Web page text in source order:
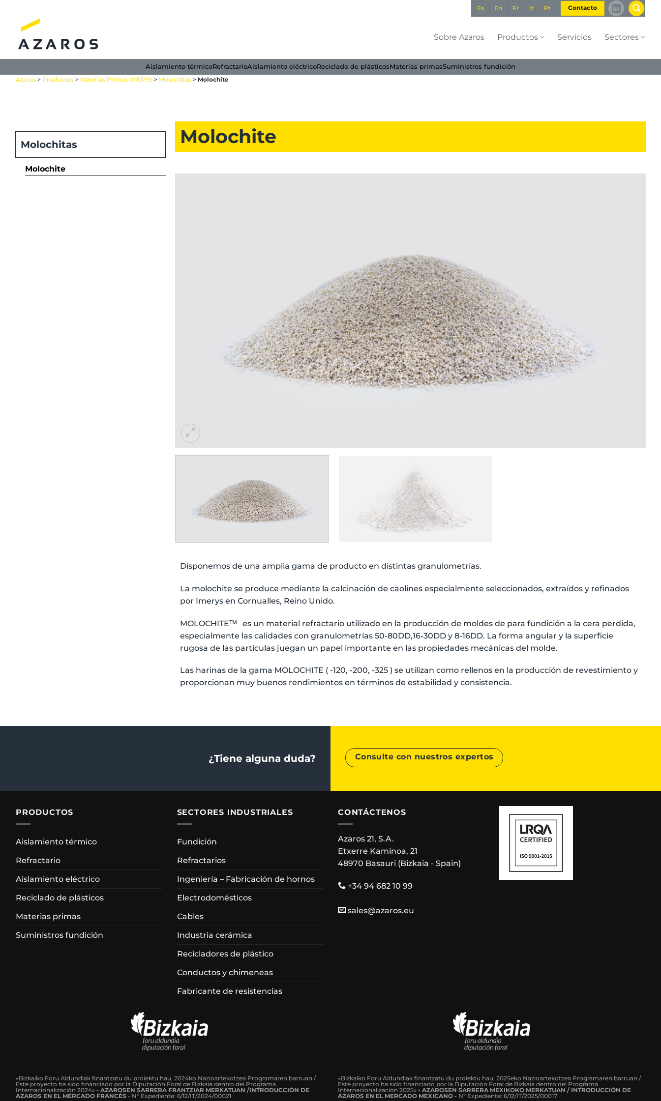
contenido
Es En Fr It Pt Contacto
Sobre Azaros Productos Servicios Sectores
Aislamiento térmicoRefractarioAislamiento eléctricoReciclado de plásticosMaterias primasSuministros fundición
Azaros > Productos > Materias Primas IMERYS > Molochitas > Molochite
Molochitas
Molochite
Molochite
Disponemos de una amplia gama de producto en distintas granulometrías.
La molochite se produce mediante la calcinación de caolines especialmente seleccionados, extraídos y refinados
por Imerys en Cornualles, Reino Unido.
MOLOCHITEᵀᴹ es un material refractario utilizado en la producción de moldes de para fundición a la cera perdida,
especialmente las calidades con granulometrías 50-80DD,16-30DD y 8-16DD. La forma angular y la superficie
rugosa de las partículas juegan un papel importante en las propiedades mecánicas del molde.
Las harinas de la gama MOLOCHITE ( -120, -200, -325 ) se utilizan como rellenos en la producción de revestimiento y
proporcionan muy buenos rendimientos en términos de estabilidad y consistencia.
¿Tiene alguna duda? Consulte con nuestros expertos
PRODUCTOS
Aislamiento térmico
Refractario
Aislamiento eléctrico
Reciclado de plásticos
Materias primas
Suministros fundición
SECTORES INDUSTRIALES
Fundición
Refractarios
Ingeniería – Fabricación de hornos
Electrodomésticos
Cables
Industria cerámica
Recicladores de plástico
Conductos y chimeneas
Fabricante de resistencias
CONTÁCTENOS
Azaros 21, S.A.
Etxerre Kaminoa, 21
48970 Basauri (Bizkaia - Spain)
+34 94 682 10 99
sales@azaros.eu
«Bizkaiko Foru Aldundiak finantzatu du proiektu hau, 2024ko Nazioartekotzea Programaren barruan /
Este proyecto ha sido financiado por la Diputación Foral de Bizkaia dentro del Programa
Internacionalización 2024» - AZAROSEN SARRERA FRANTZIAR MERKATUAN /INTRODUCCIÓN DE
AZAROS EN EL MERCADO FRANCÉS - Nº Expediente: 6/12/IT/2024/00021
«Bizkaiko Foru Aldundiak finantzatu du proiektu hau, 2025eko Nazioartekotzea Programaren barruan /
Este proyecto ha sido financiado por la Diputación Foral de Bizkaia dentro del Programa
Internacionalización 2025» - AZAROSEN SARRERA MEXIKOKO MERKATUAN / INTRODUCCIÓN DE
AZAROS EN EL MERCADO MEXICANO - Nº Expediente: 6/12/IT/2025/00017